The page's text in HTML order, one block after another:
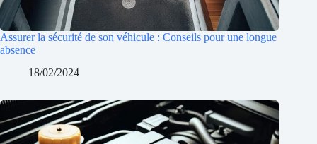
Assurer la sécurité de son véhicule : Conseils pour une longue
absence
18/02/2024